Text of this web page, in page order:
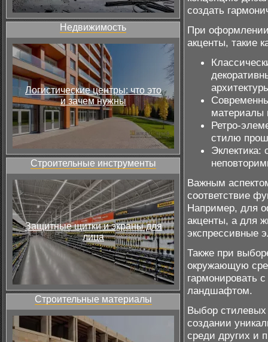
Недвижимость
Логистические центры: что это
и зачем нужны
Строительные инструменты
Защитные щитки и экраны для
лица
Строительные материалы
создать
При
акценты, такие
материалы
Ретро-
стилю
Эклектика:
Важным
соответствие
Например, для
акценты, а для
экспрессивные
Также при
окружающую
гармонировать
ландшафтом.
Выбор
создании
среди других и